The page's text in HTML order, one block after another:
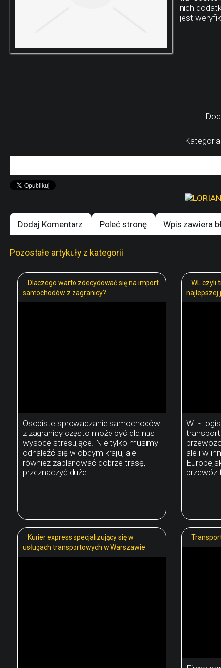
nich
jest
Dodaj Komentarz Poleć stronę Wpis zawiera
Pozostałe artykuły z kategorii
Dlaczego warto zdecydować się na import
samochodów z zagranicy?
Osobiste sprowadzanie samochodów
z zagranicy często może być dla nas
wysoce stresujące. Nie tylko musimy
odnaleźć się w obcym kraju, ale
również zaplanować dobrze trasę,
przeznaczyć duże...
WL czyli
najlepszej
WL-
ale i w
przewóz
Kurier express specjalizujący się w
usługach transportowych w Warszawie